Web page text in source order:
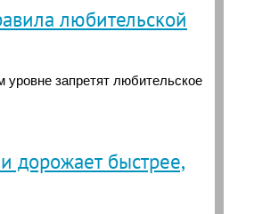
любительской
запретят любительское
дорожает быстрее,